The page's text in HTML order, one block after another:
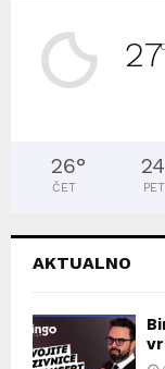
27
26°
ČET
24
PET
AKTUALNO